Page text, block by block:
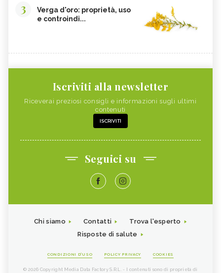
3
Verga d'oro: proprietà, uso
e controindi...
Iscriviti alla newsletter
Riceverai preziosi consigli e informazioni sugli ultimi
contenuti
ISCRIVITI
Seguici su
Chi siamo Contatti
Trova l'esperto
Risposte di salute
CONDIZIONI D'USO POLICY PRIVACY COOKIES
© 2026 Copyright Media Data Factory S.R.L. - I contenuti sono di proprietà di